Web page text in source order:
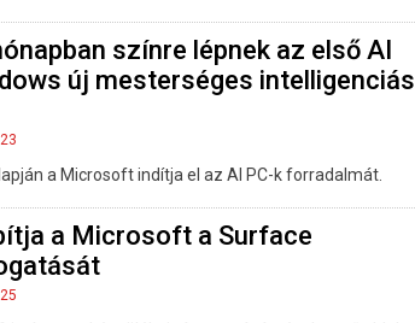
színre lépnek az első AI
új mesterséges intelligenciás
a Microsoft indítja el az AI PC-k forradalmát.
a Microsoft a Surface